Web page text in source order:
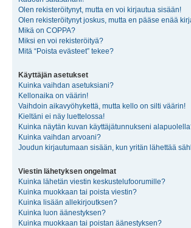
Olen rekisteröitynyt, mutta en voi kirjautua sisään!
Olen rekisteröitynyt joskus, mutta en pääse enää
Mikä on COPPA?
Miksi en voi rekisteröityä?
Mitä “Poista evästeet” tekee?
Käyttäjän asetukset
Kuinka vaihdan asetuksiani?
Kellonaika on väärin!
Vaihdoin aikavyöhykettä, mutta kello on silti väärin!
Kieltäni ei näy luettelossa!
Kuinka näytän kuvan käyttäjätunnukseni
Kuinka vaihdan arvoani?
Joudun kirjautumaan sisään, kun yritän lähettää
Viestin lähetyksen ongelmat
Kuinka lähetän viestin keskustelufoorumille?
Kuinka muokkaan tai poista viestin?
Kuinka lisään allekirjoutksen?
Kuinka luon äänestyksen?
Kuinka muokkaan tai poistan äänestyksen?